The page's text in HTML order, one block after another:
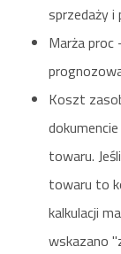
sprzedaży i
Marża
Koszt
towaru.
towaru to
kalkulacji
wskazano